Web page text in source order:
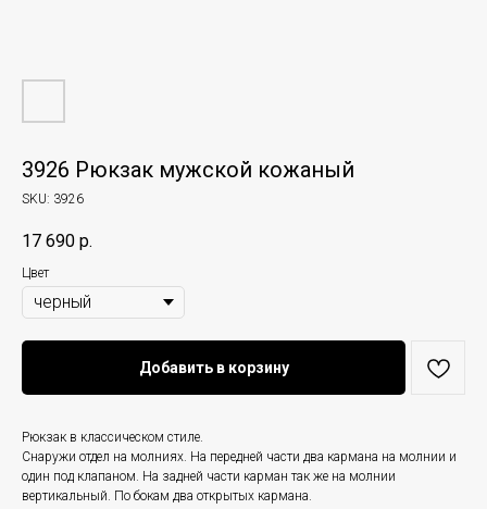
3926 Рюкзак мужской кожаный
SKU: 3926
17 690 р.
Цвет
Добавить в корзину
Рюкзак в классическом стиле.
Снаружи отдел на молниях. На передней части два кармана на молнии и
один под клапаном. На задней части карман так же на молнии
вертикальный. По бокам два открытых кармана.